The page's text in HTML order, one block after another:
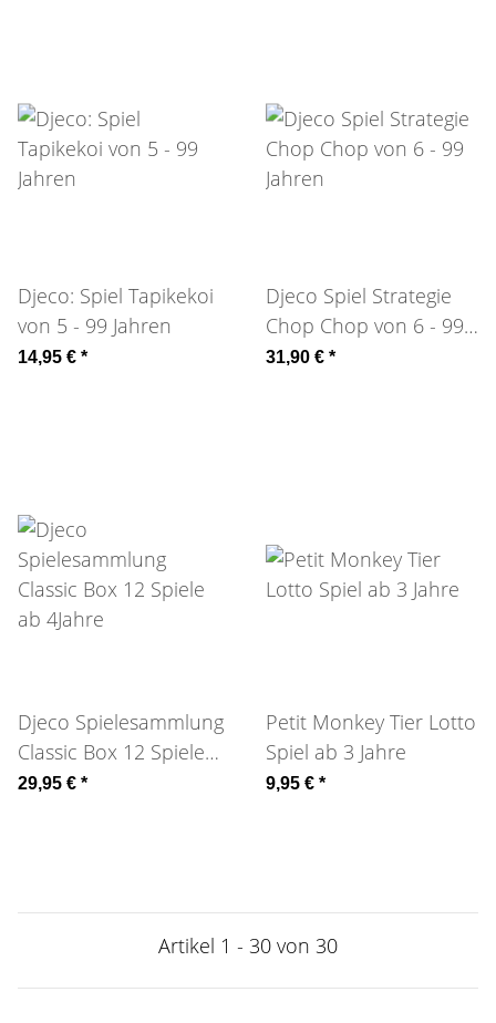
Djeco: Spiel Tapikekoi
von 5 - 99 Jahren
14,95 € *
Djeco Spiel Strategie
Chop Chop von 6 - 99
Jahren
31,90 € *
Djeco Spielesammlung
Classic Box 12 Spiele
ab 4Jahre
29,95 € *
Petit Monkey Tier Lotto
Spiel ab 3 Jahre
9,95 € *
Artikel 1 - 30 von 30